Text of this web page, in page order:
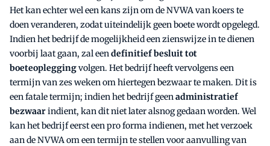
Het kan echter wel een kans zijn om de NVWA van koers te
doen veranderen, zodat uiteindelijk geen boete wordt opgelegd.
Indien het bedrijf de mogelijkheid een zienswijze in te dienen
voorbij laat gaan, zal eendefinitief besluit tot
boeteopleggingvolgen. Het bedrijf heeft vervolgens een
termijn van zes weken om hiertegen bezwaar te maken. Dit is
een fatale termijn; indien het bedrijf geenadministratief
bezwaarindient, kan dit niet later alsnog gedaan worden. Wel
kan het bedrijf eerst een pro forma indienen, met het verzoek
aan de NVWA om een termijn te stellen voor aanvulling van